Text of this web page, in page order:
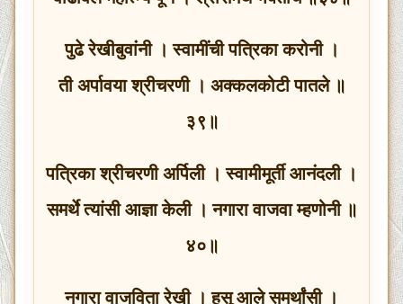
पुढे रेखीबुवांनी । स्वामींची पत्रिका करोनी ।
ती अर्पावया श्रीचरणी । अक्कलकोटी पातले ॥
३९॥
पत्रिका श्रीचरणी अर्पिली । स्वामीमूर्ती आनंदली ।
समर्थे त्यांसी आज्ञा केली । नगारा वाजवा म्हणोनी ॥
४०॥
नगारा वाजविता रेखी । हसू आले समर्थांसी ।